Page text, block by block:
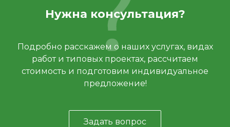
Нужна консультация?
Подробно расскажем о наших услугах, видах
работ и типовых проектах, рассчитаем
стоимость и подготовим индивидуальное
предложение!
Задать вопрос